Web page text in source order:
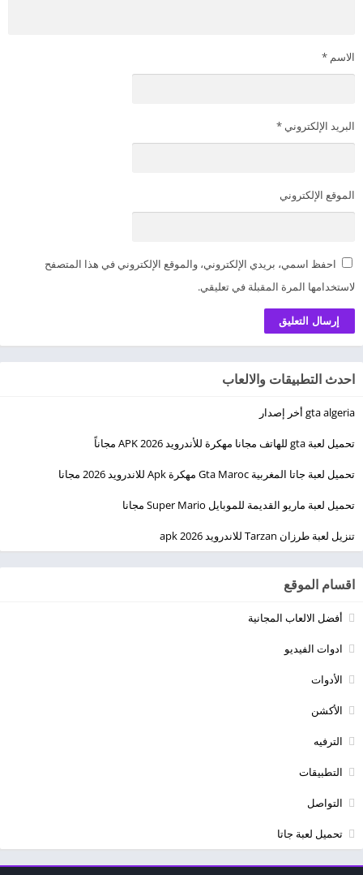
الاسم *
البريد الإلكتروني *
الموقع الإلكتروني
احفظ اسمي، بريدي الإلكتروني، والموقع الإلكتروني في هذا المتصفح
لاستخدامها المرة المقبلة في تعليقي.
احدث التطبيقات والالعاب
gta algeria أخر إصدار
تحميل لعبة gta للهاتف مجانا مهكرة للأندرويد 2026 APK مجاناً
تحميل لعبة جاتا المغربية Gta Maroc مهكرة Apk للاندرويد 2026 مجانا
تحميل لعبة ماريو القديمة للموبايل Super Mario مجانا
تنزيل لعبة طرزان Tarzan للاندرويد apk 2026
اقسام الموقع
أفضل الالعاب المجانية
ادوات الفيديو
الأدوات
الأكشن
الترفيه
التطبيقات
التواصل
تحميل لعبة جاتا